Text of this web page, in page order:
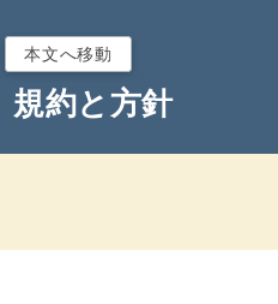
本文へ移動
規約と方針